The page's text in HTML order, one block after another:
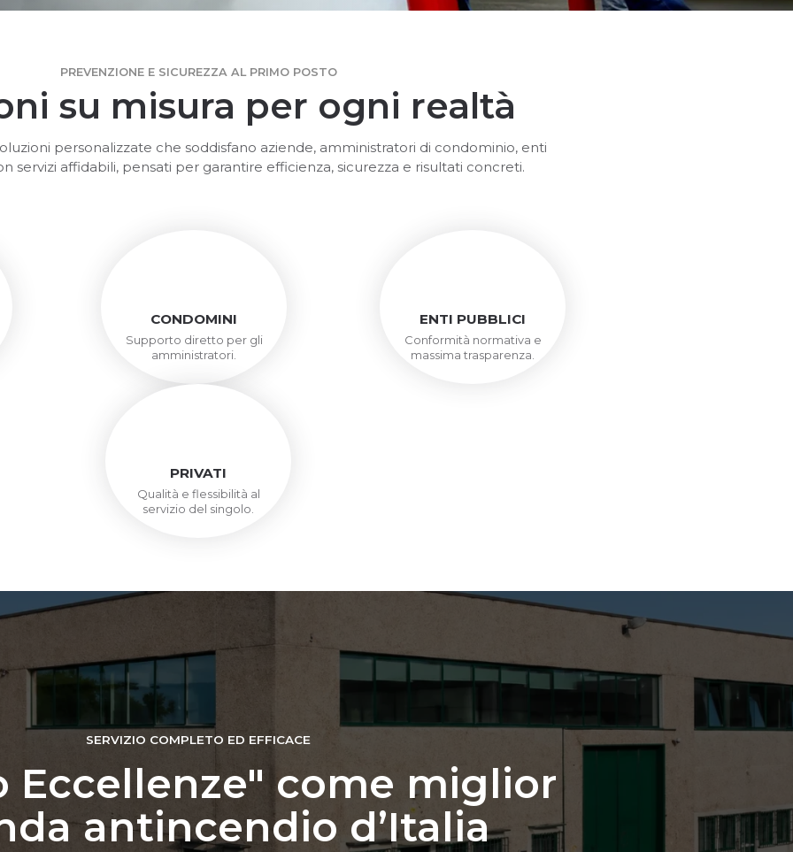
PREVENZIONE E SICUREZZA AL PRIMO POSTO
su misura per ogni realtà
personalizzate che soddisfano aziende, amministratori di condominio, enti
servizi affidabili, pensati per garantire efficienza, sicurezza e risultati concreti.
CONDOMINI
Supporto diretto per gli
amministratori.
ENTI PUBBLICI
Conformità normativa e
massima trasparenza.
PRIVATI
Qualità e flessibilità al
servizio del singolo.
SERVIZIO COMPLETO ED EFFICACE
Eccellenze" come miglior
antincendio d’Italia